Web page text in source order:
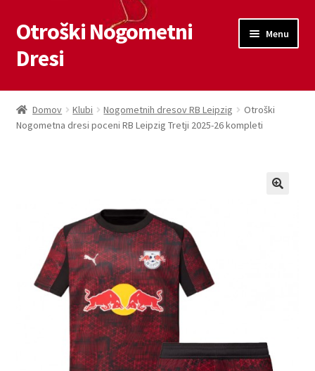
Skip
to
navigation
Skip
to
content
Otroški Nogometni
Dresi
Menu
Domov
Blog
Moj račun
Trgovina
Zaključek nakupa
Domov Klubi Nogometnih dresov RB Leipzig
Otroški
Nogometna dresi poceni RB Leipzig Tretji 2025-26 kompleti